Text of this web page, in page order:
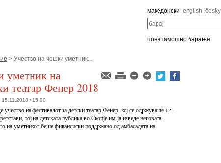
македонски english česky
барај
понатамошно барање
> Учество на чешки уметник...
уметник на
театар Фенер 2018
15.11.2018 / 15:00
на фестивалот за детски театар Фенер, кој се одржуваше 12-
тој на детската публика во Скопје им ја изведе неговата
на уметникот беше финансиски поддржано од амбасадата на